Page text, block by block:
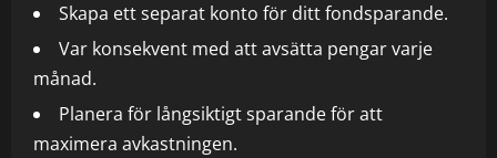
Skapa ett separat konto för ditt fondsparande.
Var konsekvent med att avsätta pengar varje
månad.
Planera för långsiktigt sparande för att
maximera avkastningen.